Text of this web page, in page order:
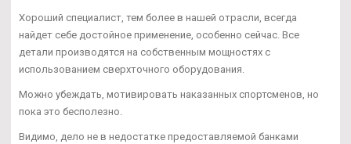
Хороший специалист, тем более в нашей отрасли, всегда
найдет себе достойное применение, особенно сейчас. Все
детали производятся на собственным мощностях с
использованием сверхточного оборудования.
Можно убеждать, мотивировать наказанных спортсменов, но
пока это бесполезно.
Видимо, дело не в недостатке предоставляемой банками